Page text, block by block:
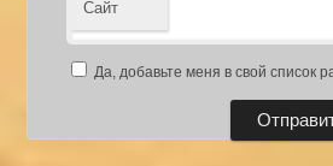
Сайт
Да, добавьте меня в свой список